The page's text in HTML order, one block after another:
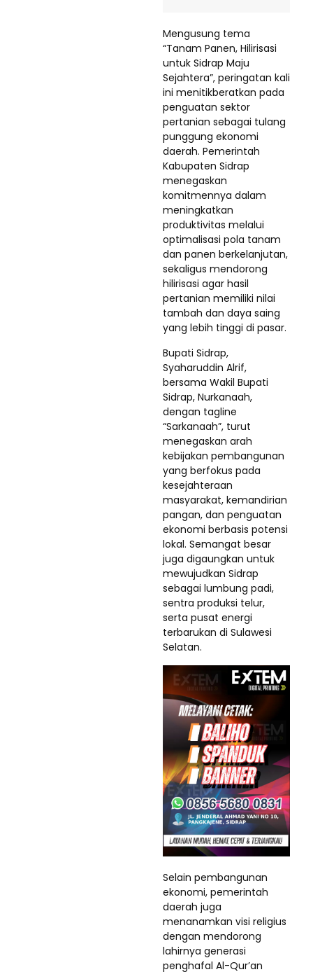
Mengusung tema
“Tanam Panen, Hilirisasi
untuk Sidrap Maju
Sejahtera”, peringatan kali
ini menitikberatkan pada
penguatan sektor
pertanian sebagai tulang
punggung ekonomi
daerah. Pemerintah
Kabupaten Sidrap
menegaskan
komitmennya dalam
meningkatkan
produktivitas melalui
optimalisasi pola tanam
dan panen berkelanjutan,
sekaligus mendorong
hilirisasi agar hasil
pertanian memiliki nilai
tambah dan daya saing
yang lebih tinggi di pasar.
Bupati Sidrap,
Syaharuddin Alrif,
bersama Wakil Bupati
Sidrap, Nurkanaah,
dengan tagline
“Sarkanaah”, turut
menegaskan arah
kebijakan pembangunan
yang berfokus pada
kesejahteraan
masyarakat, kemandirian
pangan, dan penguatan
ekonomi berbasis potensi
lokal. Semangat besar
juga digaungkan untuk
mewujudkan Sidrap
sebagai lumbung padi,
sentra produksi telur,
serta pusat energi
terbarukan di Sulawesi
Selatan.
Selain pembangunan
ekonomi, pemerintah
daerah juga
menanamkan visi religius
dengan mendorong
lahirnya generasi
penghafal Al-Qur’an